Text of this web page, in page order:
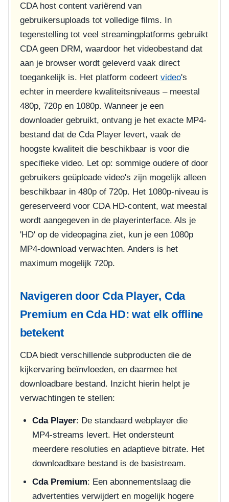
CDA host content variërend van
gebruikersuploads tot volledige films. In
tegenstelling tot veel streamingplatforms gebruikt
CDA geen DRM, waardoor het videobestand dat
aan je browser wordt geleverd vaak direct
toegankelijk is. Het platform codeert video's
echter in meerdere kwaliteitsniveaus – meestal
480p, 720p en 1080p. Wanneer je een
downloader gebruikt, ontvang je het exacte MP4-
bestand dat de Cda Player levert, vaak de
hoogste kwaliteit die beschikbaar is voor die
specifieke video. Let op: sommige oudere of door
gebruikers geüploade video's zijn mogelijk alleen
beschikbaar in 480p of 720p. Het 1080p-niveau is
gereserveerd voor CDA HD-content, wat meestal
wordt aangegeven in de playerinterface. Als je
'HD' op de videopagina ziet, kun je een 1080p
MP4-download verwachten. Anders is het
maximum mogelijk 720p.
Navigeren door Cda Player, Cda
Premium en Cda HD: wat elk offline
betekent
CDA biedt verschillende subproducten die de
kijkervaring beïnvloeden, en daarmee het
downloadbare bestand. Inzicht hierin helpt je
verwachtingen te stellen:
Cda Player: De standaard webplayer die
MP4-streams levert. Het ondersteunt
meerdere resoluties en adaptieve bitrate. Het
downloadbare bestand is de basistream.
Cda Premium: Een abonnementslaag die
advertenties verwijdert en mogelijk hogere